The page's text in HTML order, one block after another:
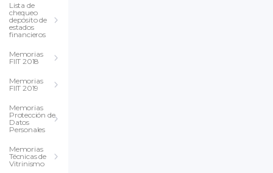
Lista de
chequeo
depósito de
estados
financieros
Memorias
FIIT 2018
Memorias
FIIT 2019
Memorias
Protección de
Datos
Personales
Memorias
Técnicas de
Vitrinismo